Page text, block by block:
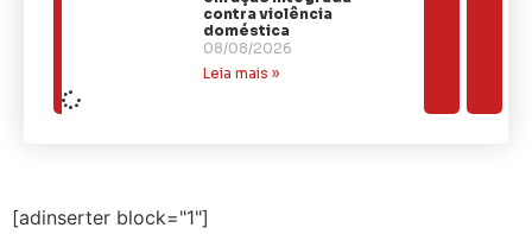
contra violência
doméstica
08/08/2026
Leia mais »
[adinserter block="1"]